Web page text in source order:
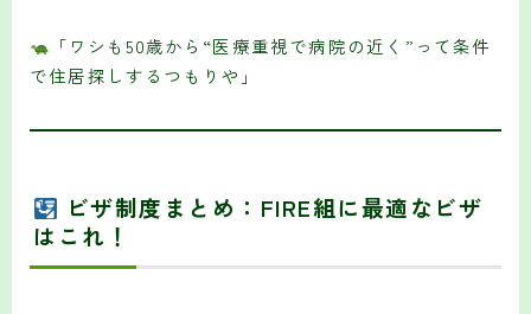
「ワシも50歳から“医療重視で病院の近く”って条件
で住居探しするつもりや」
ビザ制度まとめ：FIRE組に最適なビザ
はこれ！